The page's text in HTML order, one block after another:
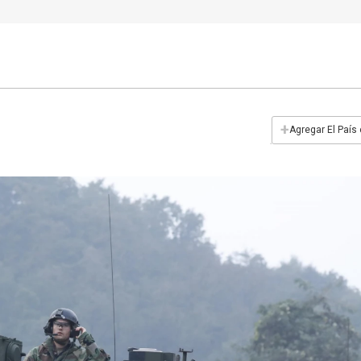
+Agregar El País